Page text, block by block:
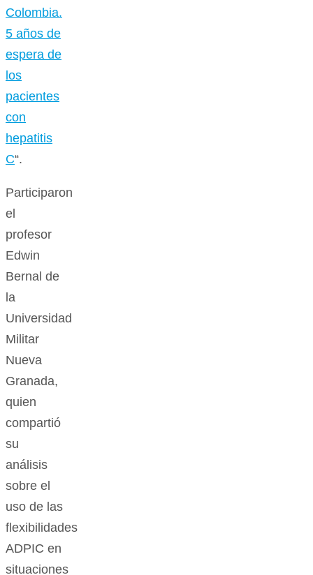
Colombia.
5 años de
espera de
los
pacientes
con
hepatitis
C“.
Participaron
el
profesor
Edwin
Bernal de
la
Universidad
Militar
Nueva
Granada,
quien
compartió
su
análisis
sobre el
uso de las
flexibilidades
ADPIC en
situaciones